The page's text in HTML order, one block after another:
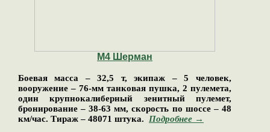
М4 Шерман
Боевая масса – 32,5 т, экипаж – 5 человек,
вооружение – 76-мм танковая пушка, 2 пулемета,
один крупнокалиберный зенитный пулемет,
бронирование – 38-63 мм, скорость по шоссе – 48
км/час. Тираж – 48071 штука.
Подробнее →